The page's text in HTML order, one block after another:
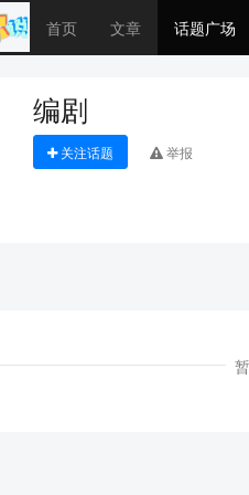
首页 文章 话题广场
编剧
关注话题 举报